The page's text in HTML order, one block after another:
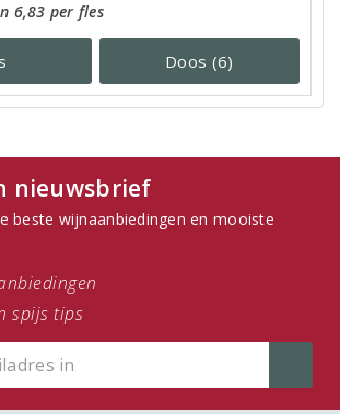
6,83 per fles
Doos (6)
nieuwsbrief
beste wijnaanbiedingen en mooiste
spijs tips